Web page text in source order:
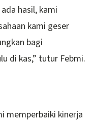
hasil, kami
kami geser
bagi
di kas,” tutur Febmi.
memperbaiki kinerja